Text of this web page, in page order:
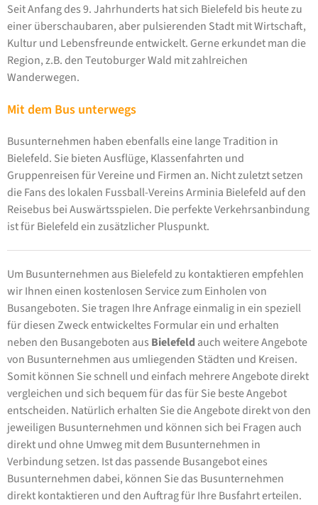
Seit Anfang des 9. Jahrhunderts hat sich Bielefeld bis heute zu
einer überschaubaren, aber pulsierenden Stadt mit Wirtschaft,
Kultur und Lebensfreunde entwickelt. Gerne erkundet man die
Region, z.B. den Teutoburger Wald mit zahlreichen
Wanderwegen.
Mit dem Bus unterwegs
Busunternehmen haben ebenfalls eine lange Tradition in
Bielefeld. Sie bieten Ausflüge, Klassenfahrten und
Gruppenreisen für Vereine und Firmen an. Nicht zuletzt setzen
die Fans des lokalen Fussball-Vereins Arminia Bielefeld auf den
Reisebus bei Auswärtsspielen. Die perfekte Verkehrsanbindung
ist für Bielefeld ein zusätzlicher Pluspunkt.
Um Busunternehmen aus Bielefeld zu kontaktieren empfehlen
wir Ihnen einen kostenlosen Service zum Einholen von
Busangeboten. Sie tragen Ihre Anfrage einmalig in ein speziell
für diesen Zweck entwickeltes Formular ein und erhalten
neben den Busangeboten aus Bielefeld auch weitere Angebote
von Busunternehmen aus umliegenden Städten und Kreisen.
Somit können Sie schnell und einfach mehrere Angebote direkt
vergleichen und sich bequem für das für Sie beste Angebot
entscheiden. Natürlich erhalten Sie die Angebote direkt von den
jeweiligen Busunternehmen und können sich bei Fragen auch
direkt und ohne Umweg mit dem Busunternehmen in
Verbindung setzen. Ist das passende Busangebot eines
Busunternehmen dabei, können Sie das Busunternehmen
direkt kontaktieren und den Auftrag für Ihre Busfahrt erteilen.